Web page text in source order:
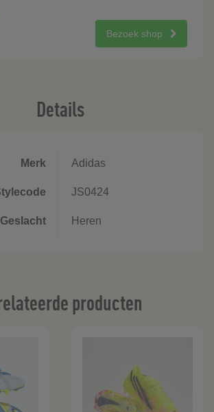
Bezoek shop
Details
Merk Adidas
JS0424
Geslacht Heren
producten